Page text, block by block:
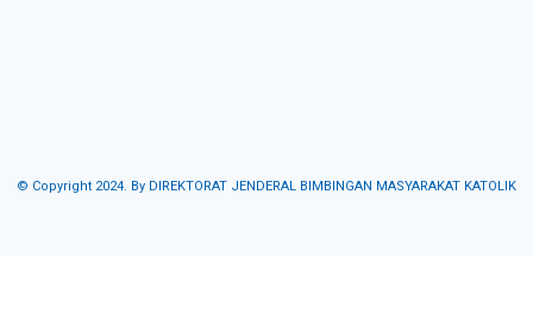
© Copyright 2024. By DIREKTORAT JENDERAL BIMBINGAN MASYARAKAT KATOLIK